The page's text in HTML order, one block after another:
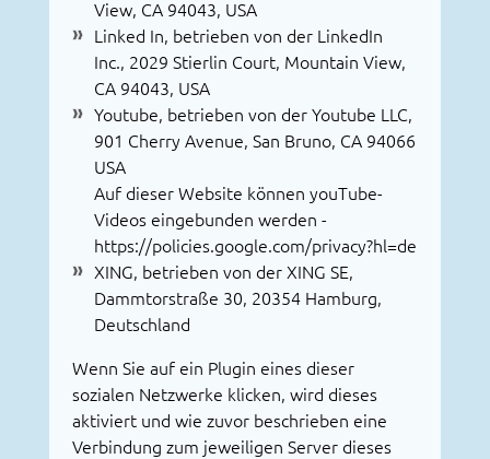
View, CA 94043, USA
Linked In, betrieben von der LinkedIn
Inc., 2029 Stierlin Court, Mountain View,
CA 94043, USA
Youtube, betrieben von der Youtube LLC,
901 Cherry Avenue, San Bruno, CA 94066
USA
Auf dieser Website können youTube-
Videos eingebunden werden -
https://policies.google.com/privacy?hl=de
XING, betrieben von der XING SE,
Dammtorstraße 30, 20354 Hamburg,
Deutschland
Wenn Sie auf ein Plugin eines dieser
sozialen Netzwerke klicken, wird dieses
aktiviert und wie zuvor beschrieben eine
Verbindung zum jeweiligen Server dieses